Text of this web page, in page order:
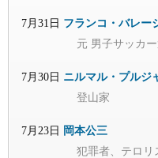
7月31日 フランコ・バレー
元 男子サッカ
7月30日 ニルマル・プルジ
登山家
7月23日 岡本公三
犯罪者、テロリ